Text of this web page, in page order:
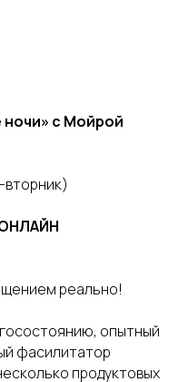
ночи» с Мойрой
реально!
опытный
фасилитатор
продуктовых